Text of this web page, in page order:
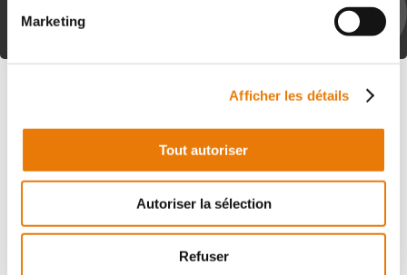
Marketing
Afficher les détails
Tout autoriser
Autoriser la sélection
Refuser
ANNONCE ONT ÉGALEMENT
CONSULTÉ CES BIENS
Local d'activité